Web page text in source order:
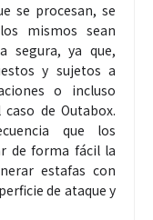
se procesan, se
mismos sean
segura, ya que,
y sujetos a
o incluso
de Outabox.
que los
de forma fácil la
estafas con
de ataque y